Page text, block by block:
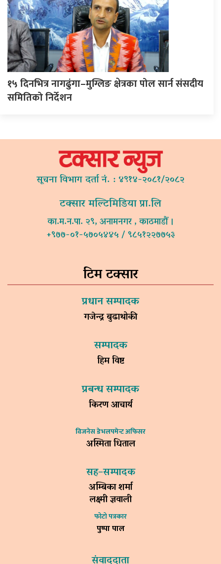
१५ दिनभित्र नागढुंगा–मुग्लिङ क्षेत्रका पोल सार्न संसदीय
समितिको निर्देशन
सूचना विभाग दर्ता नं. : ४९१४-२०८१/२०८२
टक्सार मल्टिमिडिया प्रा.लि
का.म.न.पा. २९, अनामनगर , काठमाडौं ।
+९७७-०१-५७०५४४५ / ९८५१२२७७५३
टिम टक्सार
प्रधान सम्पादक
गजेन्द्र बुढाथोकी
सम्पादक
हिम विष्ट
प्रबन्ध सम्पादक
किरण आचार्य
विजनेस डेभलपमेन्ट अफिसर
अस्मिता धिताल
सह–सम्पादक
अम्बिका शर्मा
लक्ष्मी ज्ञवाली
फोटो पत्रकार
पुष्पा पाल